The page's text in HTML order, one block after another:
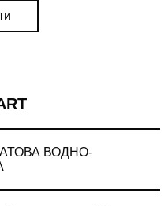
ВОДНО-